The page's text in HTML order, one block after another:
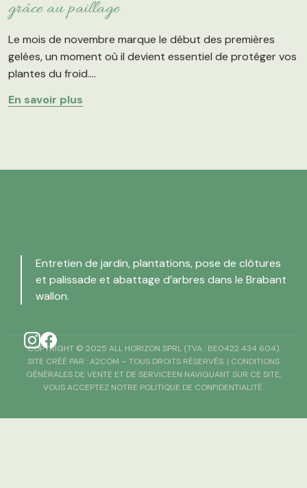
grâce au paillage
Le mois de novembre marque le début des premières
gelées, un moment où il devient essentiel de protéger vos
plantes du froid....
En savoir plus
Entretien de jardin, plantations, pose de clôtures
et palissade et abattage d’arbres dans le Brabant
wallon.
COPYRIGHT © 2025 ALL HORIZON SPRL (TVA : BE0422 434 604).
SITE CRÉÉ PAR :A2COM – TOUS DROITS RÉSERVÉS. | CONDITIONS
GÉNÉRALES DE VENTE ET DE SERVICEEN NAVIGUANT SUR CE SITE,
VOUS ACCEPTEZ NOTRE POLITIQUE DE CONFIDENTIALITÉ.